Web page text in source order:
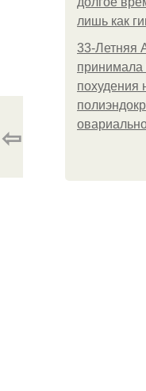
лишь как
33-Летняя
принимала
похудения
⇦